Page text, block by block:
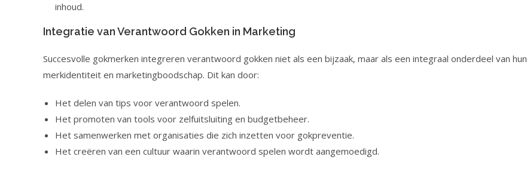
inhoud.
Integratie van Verantwoord Gokken in Marketing
Succesvolle gokmerken integreren verantwoord gokken niet als een bijzaak, maar als een integraal onderdeel van hun
merkidentiteit en marketingboodschap. Dit kan door:
Het delen van tips voor verantwoord spelen.
Het promoten van tools voor zelfuitsluiting en budgetbeheer.
Het samenwerken met organisaties die zich inzetten voor gokpreventie.
Het creëren van een cultuur waarin verantwoord spelen wordt aangemoedigd.